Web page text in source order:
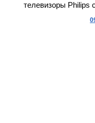
телевизоры Philips